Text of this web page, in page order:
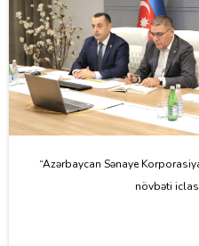
“Azərbaycan Sənaye
növbəti